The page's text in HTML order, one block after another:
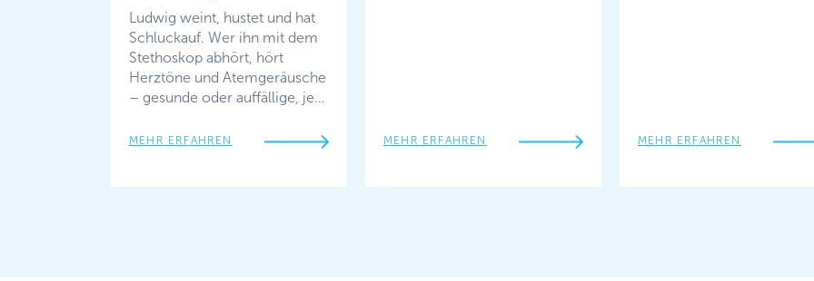
Ludwig weint, hustet und hat
Schluckauf. Wer ihn mit dem
Stethoskop abhört, hört
Herztöne und Atemgeräusche
– gesunde oder auffällige, je…
MEHR ERFAHREN MEHR ERFAHREN MEHR ERFAHREN